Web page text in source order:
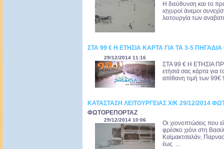
Η διεύθυνση και το
ισχυροί άνεμοι
λειτουργία των
ΣΤΑ 99 € Η ΕΤΗΣΙΑ ΚΑΡΤΑ ΓΙΑ ΤΑ 3-5
29/12/2014 11:16
ΣΤΑ 99 € Η ΕΤΗΣΙΑ
ετήσιά σας κάρτα για
απίθανη τιμή των 99€
ΚΑΤΑΣΤΑΣΗ ΛΕΙΤΟΥΡΓΕΙΑΣ Χ/Κ 29/12/2014
ΦΩΤΟΡΕΠΟΡΤΑΖ
29/12/2014 10:06
Oι χιονοπτώσεις που
φρέσκο χιόνι στη
Καϊμακτσαλάν,
έως ...